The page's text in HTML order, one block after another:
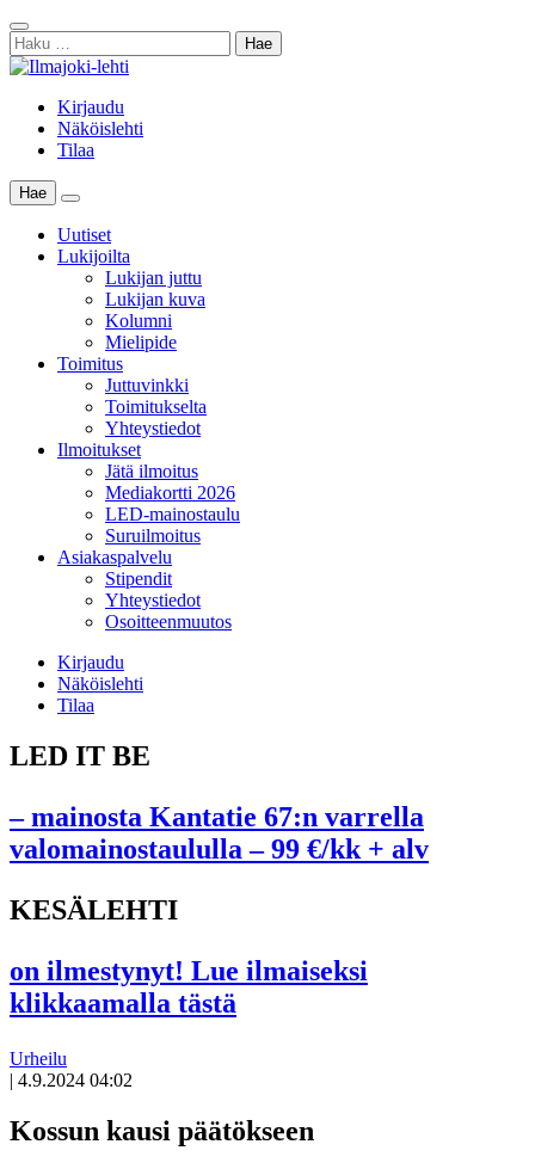
Skip
to
content
Sulje
haku
Haku:
Kirjaudu
Näköislehti
Tilaa
Hae
Main
Menu
Uutiset
Lukijoilta
Lukijan juttu
Lukijan kuva
Kolumni
Mielipide
Toimitus
Juttuvinkki
Toimitukselta
Yhteystiedot
Ilmoitukset
Jätä ilmoitus
Mediakortti 2026
LED-mainostaulu
Suruilmoitus
Asiakaspalvelu
Stipendit
Yhteystiedot
Osoitteenmuutos
Kirjaudu
Näköislehti
Tilaa
LED IT BE
– mainosta Kantatie 67:n varrella
valomainostaululla – 99 €/kk + alv
KESÄLEHTI
on ilmestynyt! Lue ilmaiseksi
klikkaamalla tästä
Urheilu
| 4.9.2024 04:02
Kossun kausi päätökseen